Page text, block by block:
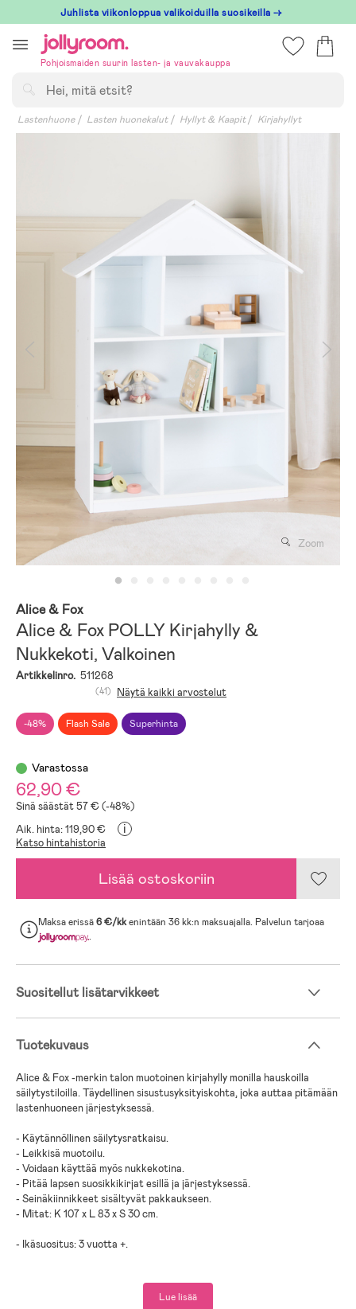
till
innehållet
Juhlista viikonloppua valikoiduilla suosikeilla →
Pohjoismaiden suurin lasten- ja vauvakauppa
Lastenhuone Lasten huonekalut Hyllyt & Kaapit Kirjahyllyt
Zoom
Alice & Fox
Alice & Fox POLLY Kirjahylly &
Nukkekoti, Valkoinen
Artikkelinro. 511268
-48% Flash Sale Superhinta
(41) Näytä kaikki arvostelut
Varastossa
62,90 €
Sinä säästät 57 € (-48%)
Aik. hinta: 119,90 €
i
Katso hintahistoria
Lisää ostoskoriin
Maksa erissä6 €/kkenintään 36 kk:n maksuajalla. Palvelun tarjoaa
.
Suositellut lisätarvikkeet
Tuotekuvaus
Alice & Fox -merkin talon muotoinen kirjahylly monilla hauskoilla
säilytystiloilla. Täydellinen sisustusyksityiskohta, joka auttaa pitämään
lastenhuoneen järjestyksessä.
- Käytännöllinen säilytysratkaisu.
- Leikkisä muotoilu.
- Voidaan käyttää myös nukkekotina.
- Pitää lapsen suosikkikirjat esillä ja järjestyksessä.
- Seinäkiinnikkeet sisältyvät pakkaukseen.
- Mitat: K 107 x L 83 x S 30 cm.
- Ikäsuositus: 3 vuotta +.
Lue lisää